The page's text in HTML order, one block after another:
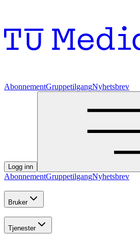
AbonnementGruppetilgangNyhetsbrev
Logg inn
AbonnementGruppetilgangNyhetsbrev
Bruker
Tjenester